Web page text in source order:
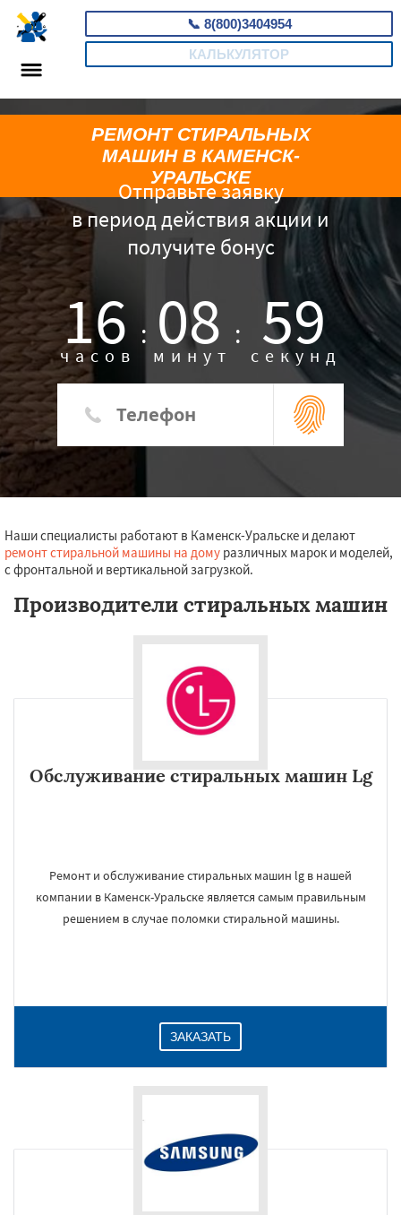
📞 8(800)3404954
КАЛЬКУЛЯТОР
Отправьте заявку
в период действия акции и
получите бонус
16 :
часов 08 :
минут 58
секунд
РЕМОНТ СТИРАЛЬНЫХ
МАШИН В КАМЕНСК-
УРАЛЬСКЕ
Наши специалисты работают в Каменск-Уральске и делают
ремонт стиральной машины на дому различных марок и моделей,
с фронтальной и вертикальной загрузкой.
Производители стиральных машин
Обслуживание стиральных машин Lg
Ремонт и обслуживание стиральных машин lg в нашей
компании в Каменск-Уральске является самым правильным
решением в случае поломки стиральной машины.
ЗАКАЗАТЬ